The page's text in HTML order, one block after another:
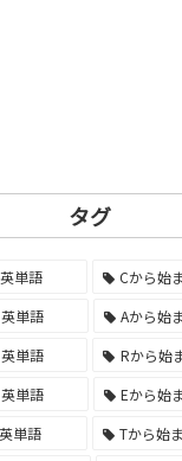
タグ
単語
Cから始
単語
Aから始
単語
Rから始
単語
Eから始
単語
Tから始